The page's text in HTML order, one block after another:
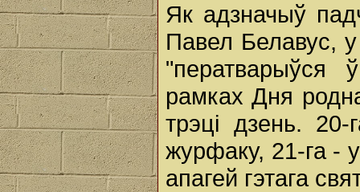
Як адзначыў
Павел Белавус,
"ператварыўся
рамках Дня
трэці дзень.
журфаку, 21-га -
апагей гэтага